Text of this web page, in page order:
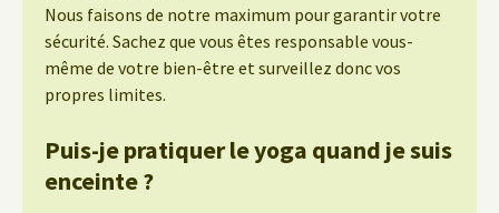
Nous faisons de notre maximum pour garantir votre
sécurité. Sachez que vous êtes responsable vous-
même de votre bien-être et surveillez donc vos
propres limites.
Puis-je pratiquer le yoga quand je suis
enceinte ?